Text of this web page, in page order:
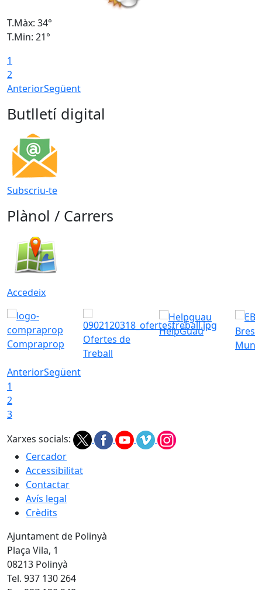
T.Màx: 34°
T.Min: 21°
1
2
AnteriorSegüent
Butlletí digital
Subscriu-te
Plànol / Carrers
Accedeix
Compraprop
Ofertes de
Treball
HelpGuau
AnteriorSegüent
1
2
3
Xarxes socials:
Cercador
Accessibilitat
Contactar
Avís legal
Crèdits
Ajuntament de Polinyà
Plaça Vila, 1
08213 Polinyà
Tel. 937 130 264